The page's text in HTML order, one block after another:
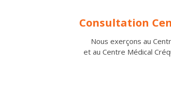
Consultation
Nous exerçons au
et au Centre Médical